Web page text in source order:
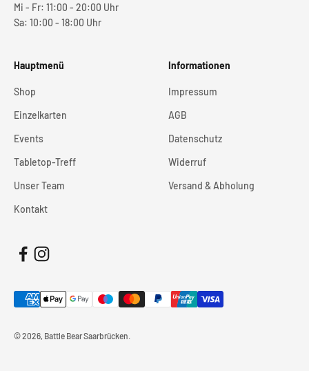
Mi - Fr: 11:00 - 20:00 Uhr
Sa: 10:00 - 18:00 Uhr
Hauptmenü
Shop
Einzelkarten
Events
Tabletop-Treff
Unser Team
Kontakt
Informationen
Impressum
AGB
Datenschutz
Widerruf
Versand & Abholung
© 2026, Battle Bear Saarbrücken.